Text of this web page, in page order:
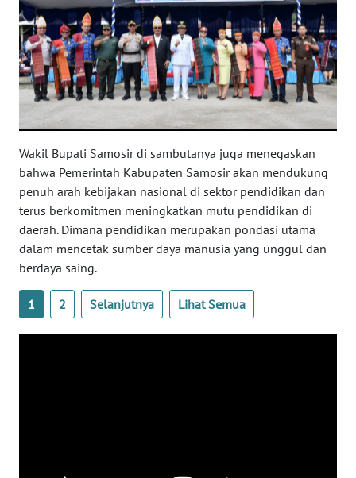
Wakil Bupati Samosir di sambutanya juga menegaskan
bahwa Pemerintah Kabupaten Samosir akan mendukung
penuh arah kebijakan nasional di sektor pendidikan dan
terus berkomitmen meningkatkan mutu pendidikan di
daerah. Dimana pendidikan merupakan pondasi utama
dalam mencetak sumber daya manusia yang unggul dan
berdaya saing.
1 2 Selanjutnya Lihat Semua
WN
MALUT
WN
DAIRI
WN
DANAU
TOBA
WN
NIAS
WN